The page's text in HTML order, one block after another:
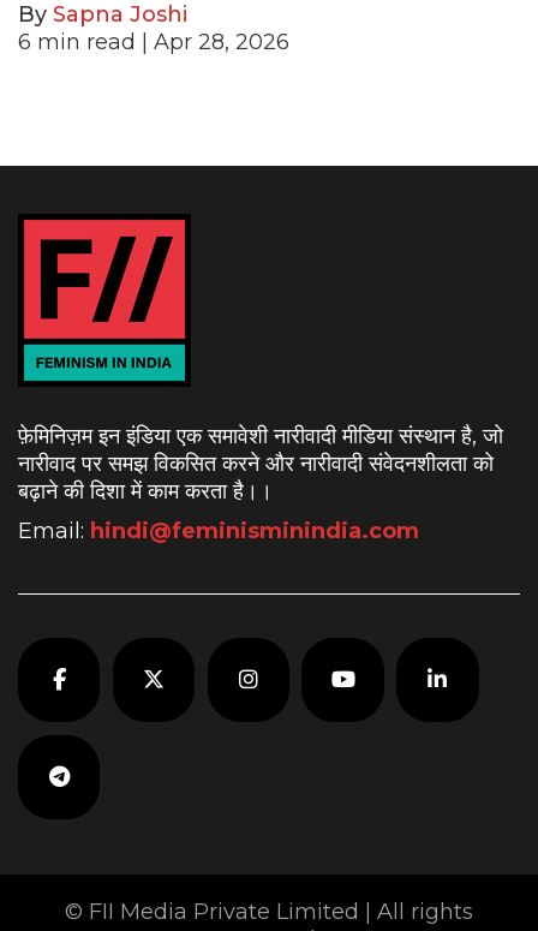
By Sapna Joshi
6 min read | Apr 28, 2026
फ़ेमिनिज़म इन इंडिया एक समावेशी नारीवादी मीडिया संस्थान है, जो
नारीवाद पर समझ विकसित करने और नारीवादी संवेदनशीलता को
बढ़ाने की दिशा में काम करता है। ।
Email: hindi@feminisminindia.com
© FII Media Private Limited | All rights